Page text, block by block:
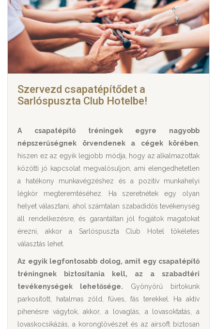
Szervezd csapatépítődet a
Sarlóspuszta Club Hotelbe!
A csapatépítő tréningek egyre nagyobb
népszerűségnek örvendenek a cégek körében,
hiszen ez az egyik legjobb módja, hogy az alkalmazottak
közötti jó kapcsolat megvalósuljon, ami elengedhetetlen
a hatékony munkavégzéshez és a pozitív munkahelyi
légkör megteremtéséhez. Ha szeretnétek egy olyan
helyet választani, ahol számtalan szabadidős tevékenység
áll rendelkezésre, és garantáltan jól fogjátok magatokat
érezni, akkor a Sarlóspuszta Club Hotel tökéletes
választás lehet.
Az egyik legfontosabb dolog, amit egy csapatépítő
tréningnek biztosítania kell, az a szabadtéri
tevékenységek lehetősége. Gyönyörű birtokunk
parkosított, hatalmas zöld, füves, fás terekkel. Ha aktív
pihenésre vágytok, akkor, a lovaglás, a lovasoktatás, a
lovaskocsikázás, a koronglövészet és az airsoft biztosan